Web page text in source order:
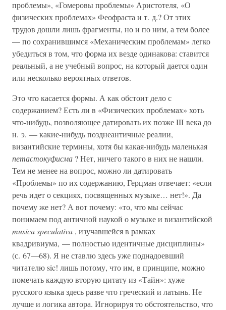
проблемы», «Гомеровы проблемы» Аристотеля, «О
физических проблемах» Феофраста и т. д.? От этих
трудов дошли лишь фрагменты, но и по ним, а тем более
— по сохранившимся «Механическим проблемам» легко
убедиться в том, что форма их везде одинакова: ставится
реальный, а не учебный вопрос, на который дается один
или несколько вероятных ответов.
Это что касается формы. А как обстоит дело с
содержанием? Есть ли в «Физических проблемах» хоть
что-нибудь, позволяющее датировать их позже III века до
н. э. — какие-нибудь позднеантичные реалии,
византийские термины, хотя бы какая-нибудь маленькая
петастокуфисма ? Нет, ничего такого в них не нашли.
Тем не менее на вопрос, можно ли датировать
«Проблемы» по их содержанию, Герцман отвечает: «если
речь идет о секциях, посвященных музыке… нет!». Да
почему же нет? А вот почему: «то, что мы сейчас
понимаем под античной наукой о музыке и византийской
musica speculativa , изучавшейся в рамках
квадривиума, — полностью идентичные дисциплины»
(с. 67—68). Я не ставлю здесь уже поднадоевший
читателю sic! лишь потому, что им, в принципе, можно
помечать каждую вторую цитату из «Тайн»: хуже
русского языка здесь разве что греческий и латынь. Не
лучше и логика автора. Игнорируя то обстоятельство, что